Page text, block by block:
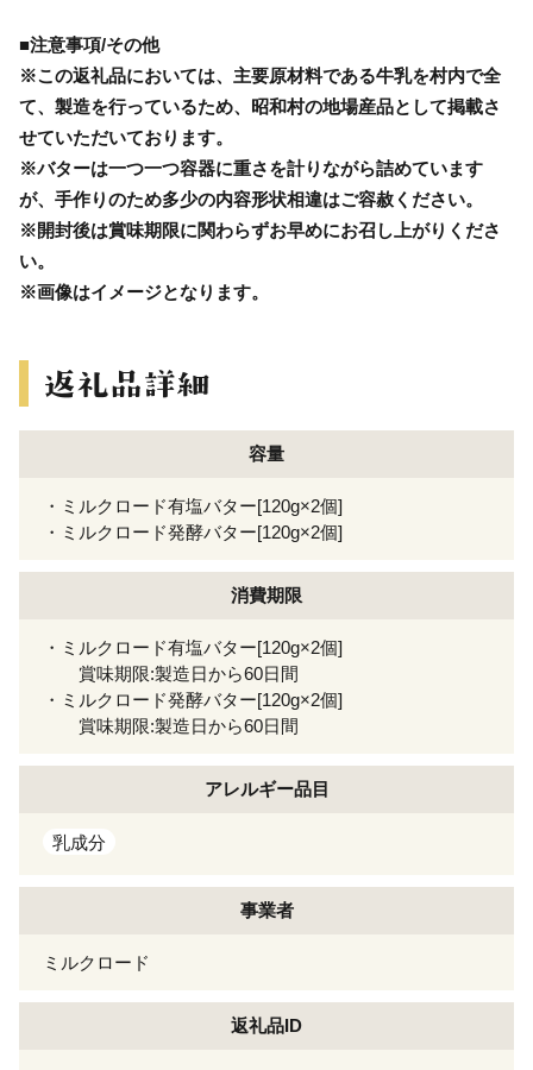
■注意事項/その他
※この返礼品においては、主要原材料である牛乳を村内で全
て、製造を行っているため、昭和村の地場産品として掲載さ
せていただいております。
※バターは一つ一つ容器に重さを計りながら詰めています
が、手作りのため多少の内容形状相違はご容赦ください。
※開封後は賞味期限に関わらずお早めにお召し上がりくださ
い。
※画像はイメージとなります。
容量
・ミルクロード有塩バター[120g×2個]
・ミルクロード発酵バター[120g×2個]
消費期限
・ミルクロード有塩バター[120g×2個]
賞味期限:製造日から60日間
・ミルクロード発酵バター[120g×2個]
賞味期限:製造日から60日間
アレルギー品目
乳成分
事業者
ミルクロード
返礼品ID